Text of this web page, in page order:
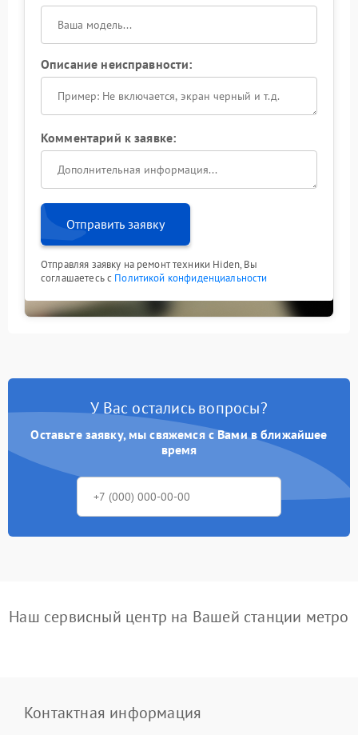
Описание неисправности:
Комментарий к заявке:
Отправить заявку
Отправляя заявку на ремонт техники Hiden, Вы
соглашаетесь с Политикой конфиденциальности
У Вас остались вопросы?
Оставьте заявку, мы свяжемся с Вами в ближайшее
время
Наш сервисный центр на Вашей станции метро
Контактная информация